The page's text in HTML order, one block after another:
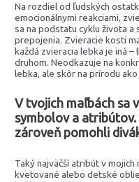
Na rozdiel od ľudských
emocionálnymi reakciami,
sa na podstatu cyklu života
prepojenia. Zvieracie kosti
každá zvieracia lebka je iná
druhom. Neodkazuje na
lebka, ale skôr na prírodu ako
V tvojich maľbách sa
symbolov a
zároveň pomohli
Taký najväčší atribút v
kvetované alebo detské